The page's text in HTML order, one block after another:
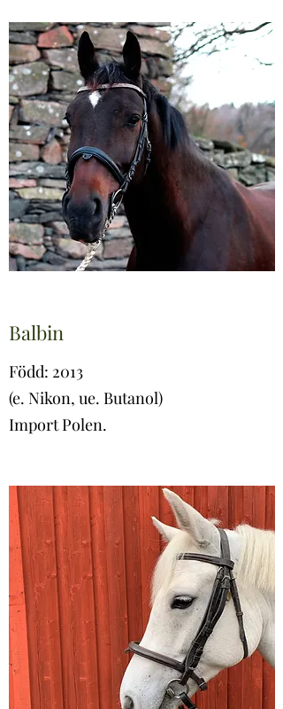
Balbin
Född: 2013
(e. Nikon, ue. Butanol)
Import Polen.